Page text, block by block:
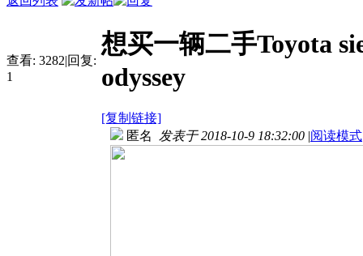
查看: 3282|回复:
1
想买一辆二手Toyota
odyssey
[复制链接]
匿名 发表于 2018-10-9 18:32:00 |阅读模式